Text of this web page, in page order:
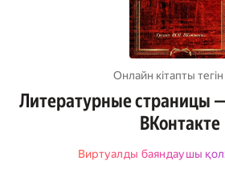
Онлайн кітапты
Литературные страницы
ВКонтакте
Виртуалды баяндаушы